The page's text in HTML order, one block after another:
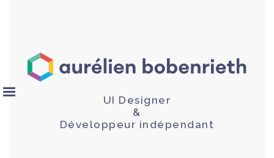
UI Designer
&
Développeur indépendant